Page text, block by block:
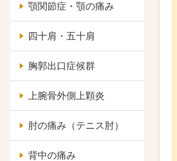
顎関節症・顎の痛み
四十肩・五十肩
胸郭出口症候群
上腕骨外側上顆炎
肘の痛み（テニス肘）
背中の痛み